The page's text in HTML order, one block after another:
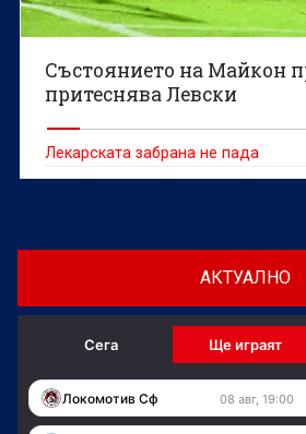
Състоянието на Майкон
притеснява Левски
Лекарската забрана не пада
АКТУАЛНО
Сега Ще играят
Локомотив Сф 08 авг, 19:00